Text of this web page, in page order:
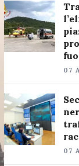
07
07